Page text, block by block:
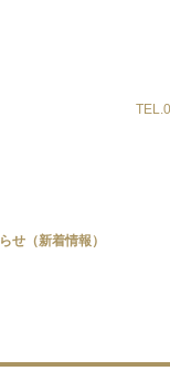
せ（新着情報）